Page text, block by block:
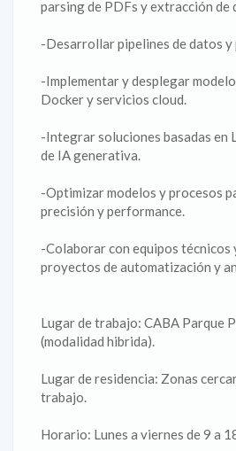
parsing de PDFs y extracción de
-Desarrollar pipelines de datos y
-Implementar y desplegar
Docker y servicios cloud.
-Integrar soluciones basadas en
de IA generativa.
-Optimizar modelos y procesos
precisión y performance.
-Colaborar con equipos técnicos
proyectos de automatización y
Lugar de trabajo: CABA Parque
(modalidad hibrida).
Lugar de residencia: Zonas
trabajo.
Horario: Lunes a viernes de 9 a